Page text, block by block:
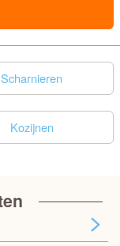
Scharnieren
Kozijnen